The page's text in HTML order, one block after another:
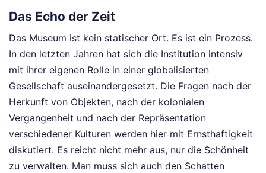
Das Echo der Zeit
Das Museum ist kein statischer Ort. Es ist ein Prozess.
In den letzten Jahren hat sich die Institution intensiv
mit ihrer eigenen Rolle in einer globalisierten
Gesellschaft auseinandergesetzt. Die Fragen nach der
Herkunft von Objekten, nach der kolonialen
Vergangenheit und nach der Repräsentation
verschiedener Kulturen werden hier mit Ernsthaftigkeit
diskutiert. Es reicht nicht mehr aus, nur die Schönheit
zu verwalten. Man muss sich auch den Schatten